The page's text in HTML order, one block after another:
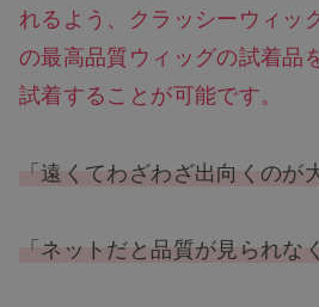
れるよう、クラッシーウィッ
の最高品質ウィッグの試着品
試着することが可能です。
「遠くてわざわざ出向くのが
「ネットだと品質が見られな